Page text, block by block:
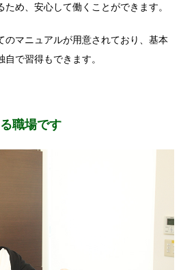
め、安心して働くことができます。
のマニュアルが用意されており、基本
で習得もできます。
職場です